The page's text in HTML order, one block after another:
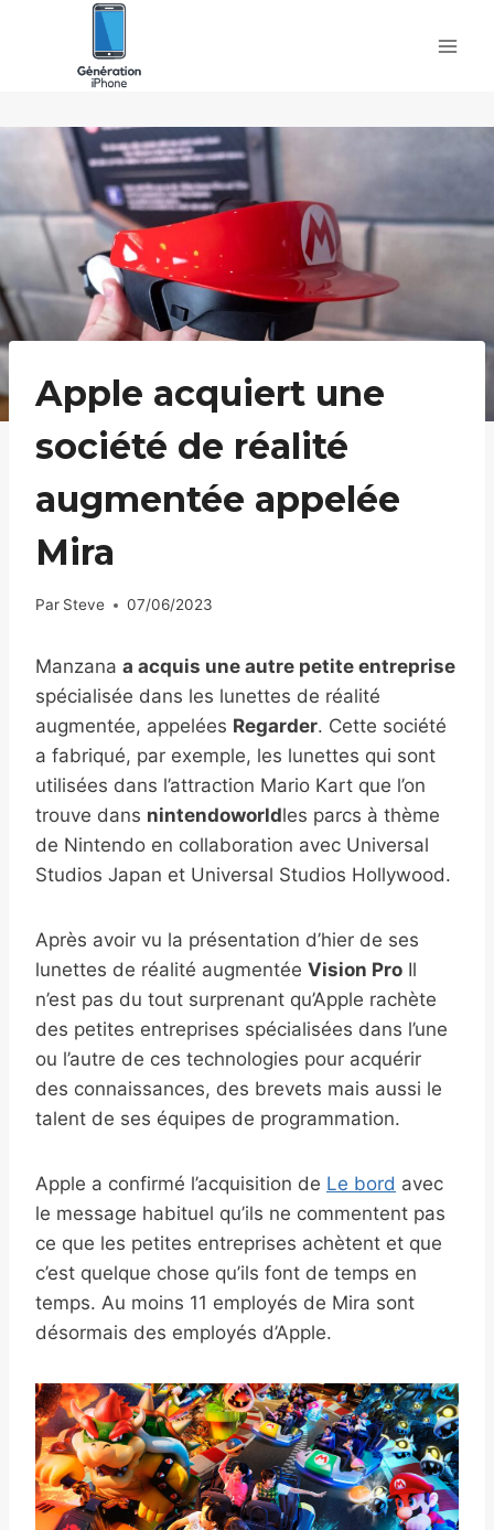
Apple acquiert une
société de réalité
augmentée appelée
Mira
Par Steve 07/06/2023
Manzana a acquis une autre petite entreprise
spécialisée dans les lunettes de réalité
augmentée, appelées Regarder. Cette société
a fabriqué, par exemple, les lunettes qui sont
utilisées dans l’attraction Mario Kart que l’on
trouve dans nintendoworldles parcs à thème
de Nintendo en collaboration avec Universal
Studios Japan et Universal Studios Hollywood.
Après avoir vu la présentation d’hier de ses
lunettes de réalité augmentée Vision Pro Il
n’est pas du tout surprenant qu’Apple rachète
des petites entreprises spécialisées dans l’une
ou l’autre de ces technologies pour acquérir
des connaissances, des brevets mais aussi le
talent de ses équipes de programmation.
Apple a confirmé l’acquisition de Le bord avec
le message habituel qu’ils ne commentent pas
ce que les petites entreprises achètent et que
c’est quelque chose qu’ils font de temps en
temps. Au moins 11 employés de Mira sont
désormais des employés d’Apple.